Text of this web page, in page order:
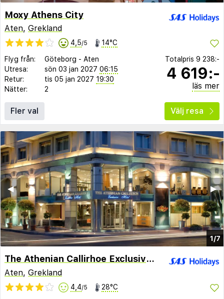
Moxy Athens City
Aten, Grekland
4,5/5 14°C
Flyg från: Göteborg - Aten
Utresa:
sön 03 jan 2027 06:15
Retur:
tis 05 jan 2027 19:30
Nätter:
2
Totalpris 9 238:-
4 619:-
läs mer
Fler val Välj resa
1/7
▶︎
◀︎
The Athenian Callirhoe Exclusive Hotel
Aten, Grekland
4,4/5 28°C